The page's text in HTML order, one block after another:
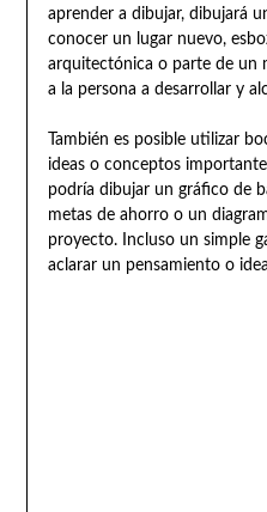
aprender a dibujar, dibujará
conocer un lugar nuevo,
arquitectónica o parte de un
a la persona a desarrollar y
También es posible utilizar
ideas o conceptos
podría dibujar un gráfico de
metas de ahorro o un
proyecto. Incluso un simple
aclarar un pensamiento o